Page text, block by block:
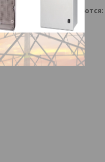
bar, 1450 1/мин. являются: